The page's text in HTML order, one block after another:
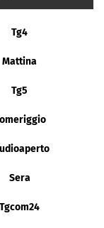
Tg4
Mattina
Tg5
Sera
Tgcom24